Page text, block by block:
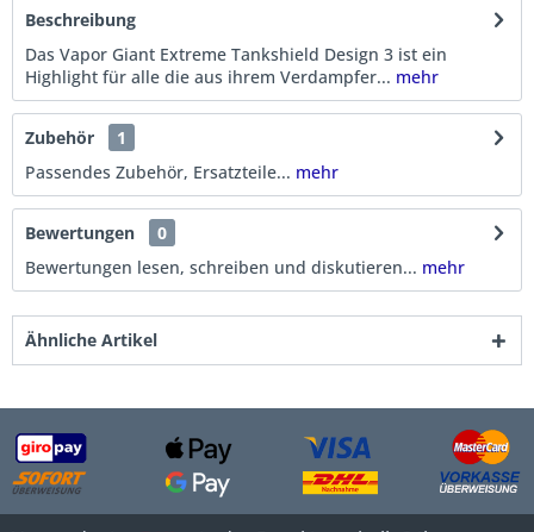
Beschreibung
Das Vapor Giant Extreme Tankshield Design 3 ist ein
Highlight für alle die aus ihrem Verdampfer... mehr
Zubehör
1
Passendes Zubehör, Ersatzteile... mehr
Bewertungen
0
Bewertungen lesen, schreiben und diskutieren... mehr
Ähnliche Artikel